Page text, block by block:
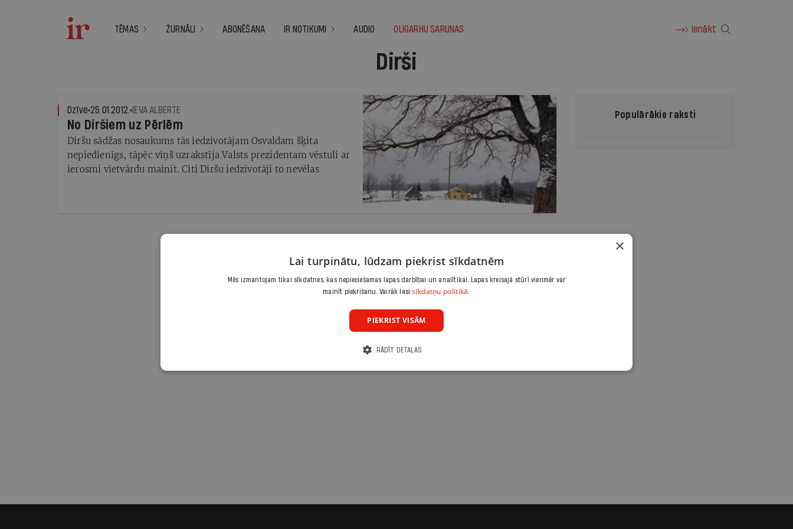
TĒMAS ŽURNĀLI ABONĒŠANA IR NOTIKUMI AUDIO OLIGARHU SARUNAS Ienākt
Dirši
Dzīve 25.01.2012. IEVA ALBERTE
No Diršiem uz Pērlēm
Diršu sādžas nosaukums tās iedzīvotājam Osvaldam šķita
nepiedienīgs, tāpēc viņš uzrakstīja Valsts prezidentam vēstuli ar
ierosmi vietvārdu mainīt. Citi Diršu iedzīvotāji to nevēlas
Populārākie raksti
×
Lai turpinātu, lūdzam piekrist sīkdatnēm
Mēs izmantojam tikai sīkdatnes, kas nepieciešamas lapas darbībai un analītikai. Lapas kreisajā stūrī vienmēr var
mainīt piekrišanu. Vairāk lasisīkdatņu politikā.
PIEKRIST VISĀM
RĀDĪT DETAĻAS